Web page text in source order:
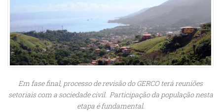
Em fase final, processo de revisão do GERCO terá reuniões
setoriais com a sociedade civil. Participação da população nesta
etapa é fundamental.